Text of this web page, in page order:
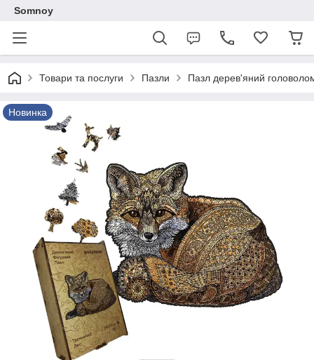
Somnoy
Товари та послуги Пазли Пазл дерев'яний
Новинка